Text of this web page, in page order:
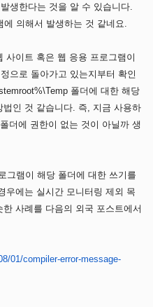
생한다는 것을 알 수 있습니다.
에 의해서 발생하는 것 같네요.
사이트 혹은 웹 응용 프로그램이
으로 돌아가고 있는지부터 확인
폴더에 대한 해당
인 것 같습니다. 즉, 지금 사용하
더에 권한이 없는 것이 아닐까 생
그램이 해당 폴더에 대한 쓰기를
우에는 실시간 모니터링 제외 목
사례를 다음의 외국 포스트에서
01/compiler-error-message-